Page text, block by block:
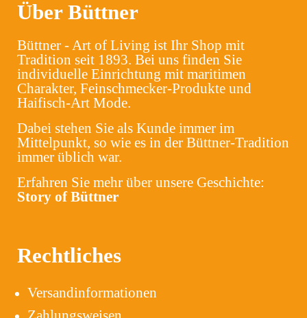
Über Büttner
Büttner - Art of Living ist Ihr Shop mit
Tradition seit 1893. Bei uns finden Sie
individuelle Einrichtung mit maritimen
Charakter, Feinschmecker-Produkte und
Haifisch-Art Mode.
Dabei stehen Sie als Kunde immer im
Mittelpunkt, so wie es in der Büttner-Tradition
immer üblich war.
Erfahren Sie mehr über unsere Geschichte:
Story of Büttner
Rechtliches
Versandinformationen